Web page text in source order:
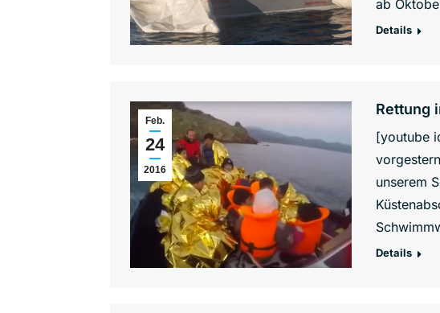
ab
Details
Feb.
24
2016
Rettung
[youtube
unserem
Details